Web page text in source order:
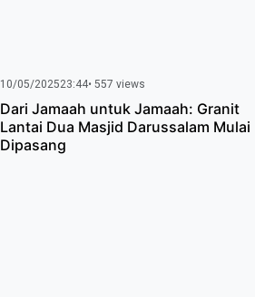
10/05/202523:44• 557 views
Dari Jamaah untuk Jamaah: Granit
Lantai Dua Masjid Darussalam Mulai
Dipasang